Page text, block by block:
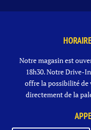
Notre magasin est
18h30. NotreDrive-
offre la possibilité de
directement de la